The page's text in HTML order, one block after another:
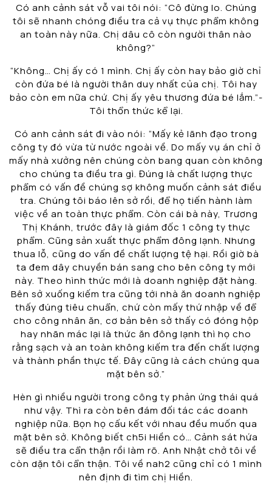
Có anh cảnh sát vỗ vai tôi nói: “Cô đừng lo. Chúng
tôi sẽ nhanh chóng điều tra cả vụ thực phẩm không
an toàn này nữa. Chị dâu cô còn người thân nào
không?”
“Không… Chị ấy có 1 mình. Chị ấy còn hay bảo giờ chỉ
còn đứa bé là người thân duy nhất của chị. Tôi hay
bảo còn em nữa chứ. Chị ấy yêu thương đứa bé lắm.”-
Tôi thổn thức kể lại.
Có anh cảnh sát đi vào nói: “Mấy kẻ lãnh đạo trong
công ty đó vừa từ nước ngoài về. Do mấy vụ án chỉ ở
mấy nhà xưởng nên chúng còn bang quan còn không
cho chúng ta điều tra gì. Đúng là chất lượng thực
phẩm có vấn đề chúng sợ không muốn cảnh sát điều
tra. Chúng tôi báo lên sở rồi, để họ tiến hành làm
việc về an toàn thực phẩm. Còn cái bà này, Trương
Thị Khánh, trước đây là giám đốc 1 công ty thực
phẩm. Cũng sản xuất thực phẩm đông lạnh. Nhưng
thua lỗ, cũng do vấn đề chất lượng tệ hại. Rồi giờ bà
ta đem dây chuyền bán sang cho bên công ty mới
này. Theo hình thức mới là doanh nghiệp đặt hàng.
Bên sở xuống kiếm tra cũng tới nhà ăn doanh nghiệp
thấy đúng tiêu chuẩn, chứ còn mấy thứ nhập về để
cho công nhân ăn, cơ bản bên sở thấy có đóng hộp
hay nhãn mác lại là thức ăn đông lạnh thì họ cho
rằng sạch và an toàn không kiếm tra đến chất lượng
và thành phần thực tế. Đây cũng là cách chúng qua
mặt bên sở.”
Hèn gì nhiều người trong công ty phản ứng thái quá
như vậy. Thì ra còn bên đám đối tác các doanh
nghiệp nữa. Bọn họ cấu kết với nhau đều muốn qua
mặt bên sở. Không biết ch5i Hiền có… Cảnh sát hứa
sẽ điều tra cẩn thận rồi làm rõ. Anh Nhật chở tôi về
còn dặn tôi cẩn thận. Tôi về nah2 cũng chỉ có 1 mình
nên định đi tìm chị Hiền.